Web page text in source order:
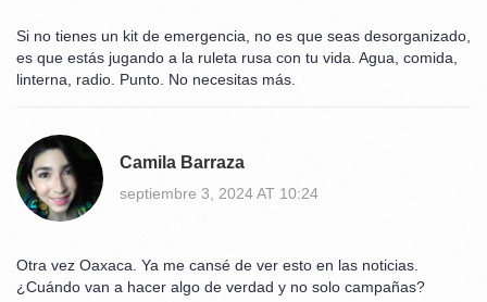
Si no tienes un kit de emergencia, no es que seas desorganizado,
es que estás jugando a la ruleta rusa con tu vida. Agua, comida,
linterna, radio. Punto. No necesitas más.
Camila Barraza
septiembre 3, 2024 AT 10:24
Otra vez Oaxaca. Ya me cansé de ver esto en las noticias.
¿Cuándo van a hacer algo de verdad y no solo campañas?